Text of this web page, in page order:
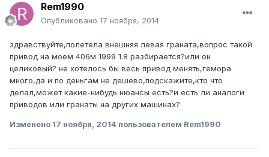
Rem1990
Опубликовано 17 ноября, 2014
здравствуйте,полетела внешняя левая граната,вопрос такой
привод на моем 406м 1999 1.8 разбирается?или он
целиковый? не хотелось бы весь привод менять,гемора
много,да и по деньгам не дешево,подскажите,кто что
делал,может какие-нибудь нюансы есть?и есть ли аналоги
приводов или гранаты на других машинах?
Изменено 17 ноября, 2014 пользователем Rem1990